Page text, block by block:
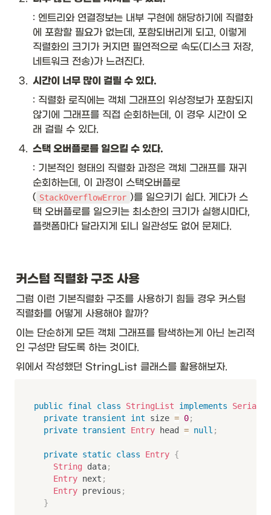
: 엔트리와 연결정보는 내부 구현에 해당하기에 직렬화
에 포함할 필요가 없는데, 포함되버리게 되고, 이렇게
직렬화의 크기가 커지면 필연적으로 속도(디스크 저장,
네트워크 전송)가 느려진다.
3. 시간이 너무 많이 걸릴 수 있다.
: 직렬화 로직에는 객체 그래프의 위상정보가 포함되지
않기에 그래프를 직접 순회하는데, 이 경우 시간이 오
래 걸릴 수 있다.
4. 스택 오버플로를 일으킬 수 있다.
: 기본적인 형태의 직렬화 과정은 객체 그래프를 재귀
순회하는데, 이 과정이 스택오버플로
( StackOverflowError )를 일으키기 쉽다. 게다가 스
택 오버플로를 일으키는 최소한의 크기가 실행시마다,
플랫폼마다 달라지게 되니 일관성도 없어 문제다.
커스텀 직렬화 구조 사용
그럼 이런 기본직렬화 구조를 사용하기 힘들 경우 커스텀
직렬화를 어떻게 사용해야 할까?
이는 단순하게 모든 객체 그래프를 탐색하는게 아닌 논리적
인 구성만 담도록 하는 것이다.
위에서 작성했던 StringList 클래스를 활용해보자.
public final class StringList implements
private transient int size = 0;
private transient Entry head = null ;
private static class Entry {
String data;
Entry next ;
Entry previous ;
}